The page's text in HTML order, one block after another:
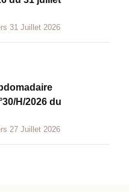
31 Juillet 2026
H/2026 du
27 Juillet 2026